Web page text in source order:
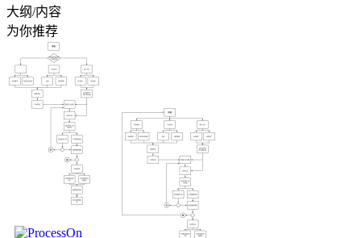
大纲/内容
为你推荐